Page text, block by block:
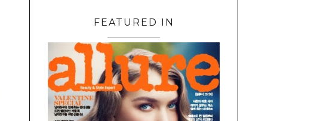
FEATURED IN